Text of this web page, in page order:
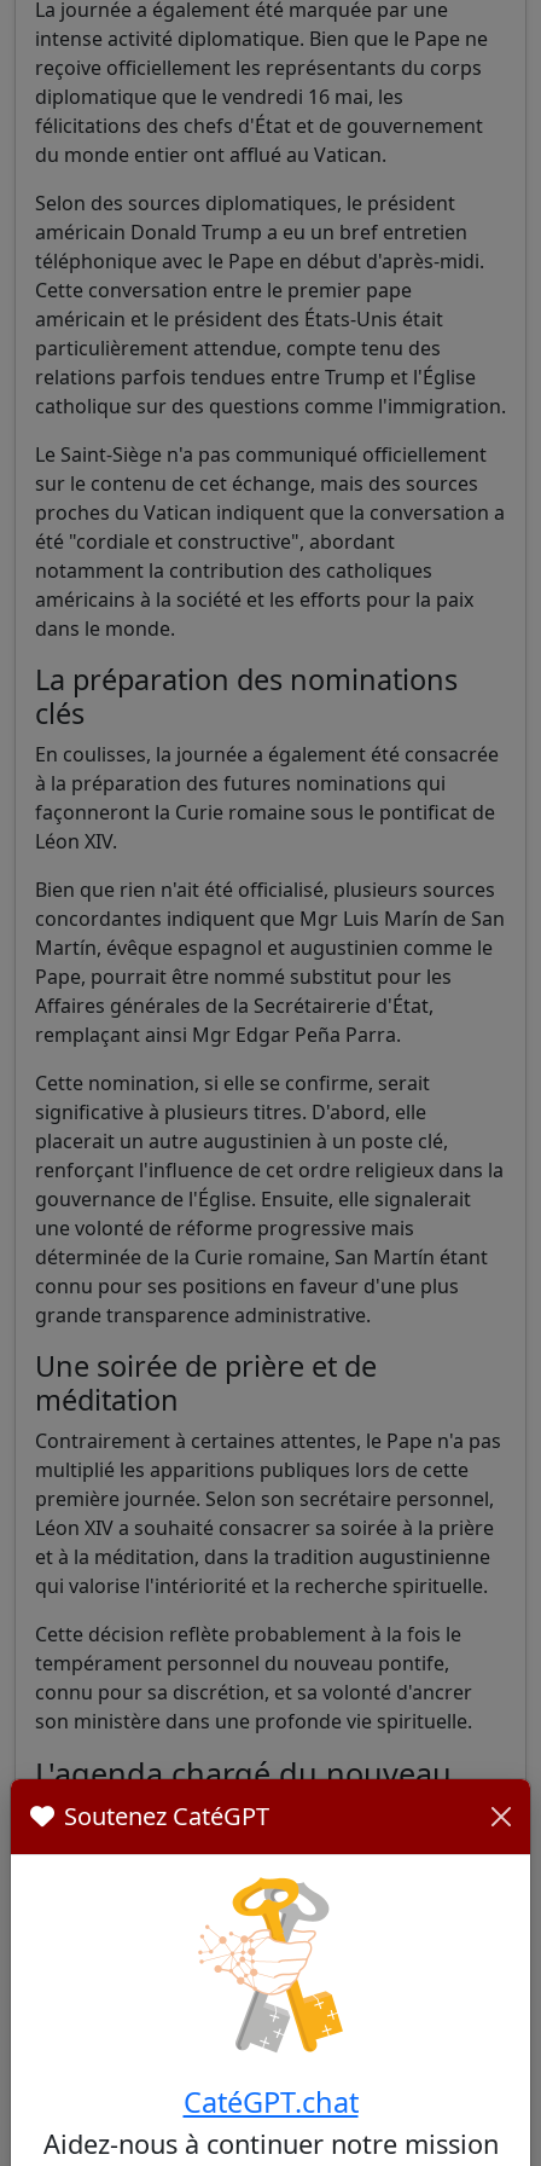
La journée a également été marquée par une
intense activité diplomatique. Bien que le Pape ne
reçoive officiellement les représentants du corps
diplomatique que le vendredi 16 mai, les
félicitations des chefs d'État et de gouvernement
du monde entier ont afflué au Vatican.
Selon des sources diplomatiques, le président
américain Donald Trump a eu un bref entretien
téléphonique avec le Pape en début d'après-midi.
Cette conversation entre le premier pape
américain et le président des États-Unis était
particulièrement attendue, compte tenu des
relations parfois tendues entre Trump et l'Église
catholique sur des questions comme l'immigration.
Le Saint-Siège n'a pas communiqué officiellement
sur le contenu de cet échange, mais des sources
proches du Vatican indiquent que la conversation a
été "cordiale et constructive", abordant
notamment la contribution des catholiques
américains à la société et les efforts pour la paix
dans le monde.
La préparation des nominations
clés
En coulisses, la journée a également été consacrée
à la préparation des futures nominations qui
façonneront la Curie romaine sous le pontificat de
Léon XIV.
Bien que rien n'ait été officialisé, plusieurs sources
concordantes indiquent que Mgr Luis Marín de San
Martín, évêque espagnol et augustinien comme le
Pape, pourrait être nommé substitut pour les
Affaires générales de la Secrétairerie d'État,
remplaçant ainsi Mgr Edgar Peña Parra.
Cette nomination, si elle se confirme, serait
significative à plusieurs titres. D'abord, elle
placerait un autre augustinien à un poste clé,
renforçant l'influence de cet ordre religieux dans la
gouvernance de l'Église. Ensuite, elle signalerait
une volonté de réforme progressive mais
déterminée de la Curie romaine, San Martín étant
connu pour ses positions en faveur d'une plus
grande transparence administrative.
Une soirée de prière et de
méditation
Contrairement à certaines attentes, le Pape n'a pas
multiplié les apparitions publiques lors de cette
première journée. Selon son secrétaire personnel,
Léon XIV a souhaité consacrer sa soirée à la prière
et à la méditation, dans la tradition augustinienne
qui valorise l'intériorité et la recherche spirituelle.
Cette décision reflète probablement à la fois le
tempérament personnel du nouveau pontife,
connu pour sa discrétion, et sa volonté d'ancrer
son ministère dans une profonde vie spirituelle.
L'agenda chargé du nouveau
pontificat
Le Bureau de presse du Saint-Siège a publié en fin
de journée le programme officiel des premières
semaines du pontificat de Léon XIV, révélant un
agenda particulièrement chargé.
Les rendez-vous immédiats
: Rencontre avec l'ensemble
des cardinaux, y compris ceux qui n'ont pas
participé au conclave en raison de leur âge
(plus de 80 ans). Cette audience collective
permettra au Pape de remercier le Collège
Soutenez CatéGPT
CatéGPT.chat
Aidez-nous à continuer notre mission